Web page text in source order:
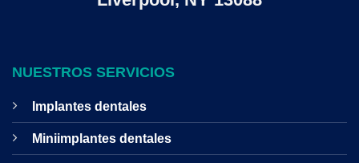
NUESTROS SERVICIOS
Implantes dentales
Miniimplantes dentales